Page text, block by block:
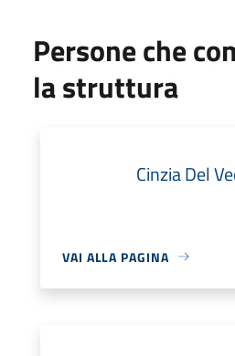
Persone che
la struttura
Cinzia Del
VAI ALLA PAGINA